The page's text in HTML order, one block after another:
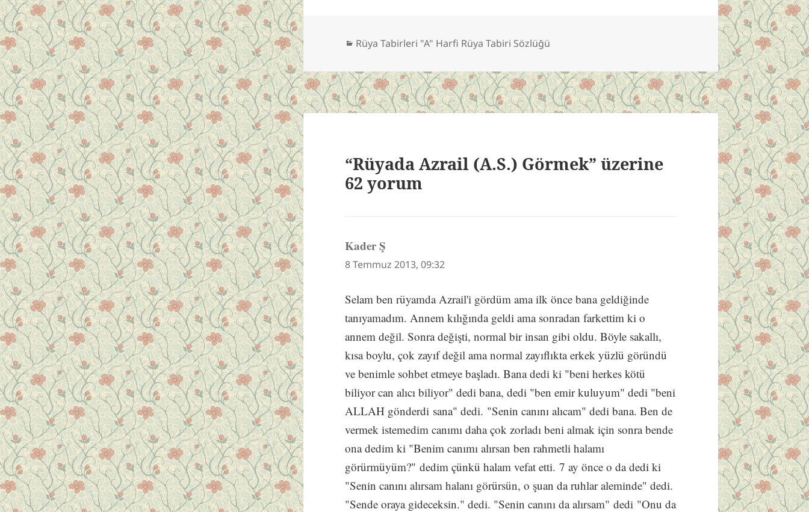
Kategoriler
Rüya Tabirleri "A" Harfi Rüya Tabiri Sözlüğü
“Rüyada Azrail (A.S.) Görmek” üzerine
62 yorum
Kader Ş
ki:
8 Temmuz 2013, 09:32
Selam ben rüyamda Azrail'i gördüm ama ilk önce bana geldiğinde
tanıyamadım. Annem kılığında geldi ama sonradan farkettim ki o
annem değil. Sonra değişti, normal bir insan gibi oldu. Böyle sakallı,
kısa boylu, çok zayıf değil ama normal zayıflıkta erkek yüzlü göründü
ve benimle sohbet etmeye başladı. Bana dedi ki "beni herkes kötü
biliyor can alıcı biliyor" dedi bana, dedi "ben emir kuluyum" dedi "beni
ALLAH gönderdi sana" dedi. "Senin canını alıcam" dedi bana. Ben de
vermek istemedim canımı daha çok zorladı beni almak için sonra bende
ona dedim ki "Benim canımı alırsan ben rahmetli halamı
görürmüyüm?" dedim çünkü halam vefat etti. 7 ay önce o da dedi ki
"Senin canını alırsam halanı görürsün, o şuan da ruhlar aleminde" dedi.
"Sende oraya gideceksin." dedi. "Senin canını da alırsam" dedi "Onu da